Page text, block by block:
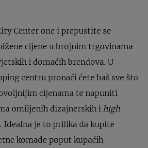
Center one i prepustite se
cijene u brojnim trgovinama
i domaćih brendova. U
centru pronaći ćete baš sve što
cijenama te napuniti
omiljenih dizajnerskih i high
Idealna je to prilika da kupite
komade poput kupaćih